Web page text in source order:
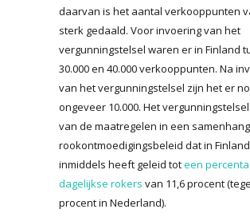
daarvan is het aantal verkooppunten
sterk gedaald. Voor invoering van het
vergunningstelsel waren er in Finland
30.000 en 40.000 verkooppunten. Na
van het vergunningstelsel zijn het er
ongeveer 10.000. Het
van de maatregelen in een
rookontmoedigingsbeleid dat in Finland
inmiddels heeft geleid toteen
dagelijkse rokers van 11,6 procent
procent in Nederland).